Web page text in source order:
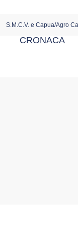
S.M.C.V. e Capua/Agro
CRONACA